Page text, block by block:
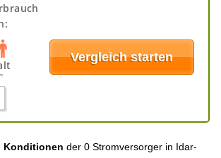
Konditionen der 0 Stromversorger in Idar-